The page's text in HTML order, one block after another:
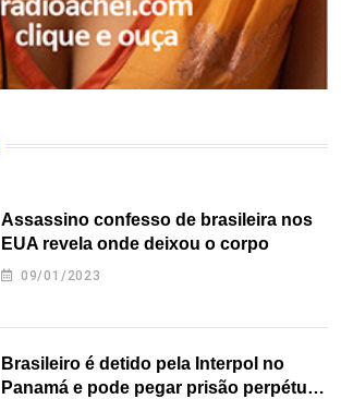
Assassino confesso de brasileira nos
EUA revela onde deixou o corpo
09/01/2023
Brasileiro é detido pela Interpol no
Panamá e pode pegar prisão perpétua